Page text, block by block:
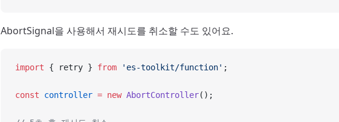
AbortSignal을 사용해서 재시도를 취소할 수도 있어요.
import { retry } from 'es-toolkit/function' ;
const controller = new AbortController();